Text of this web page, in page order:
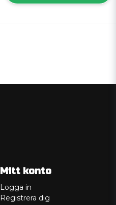
Mitt konto
Logga in
Registrera dig